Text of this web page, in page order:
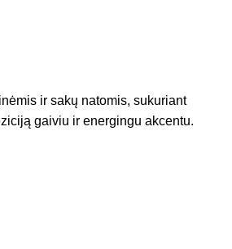
ir sakų natomis, sukuriant
gaiviu ir energingu akcentu.